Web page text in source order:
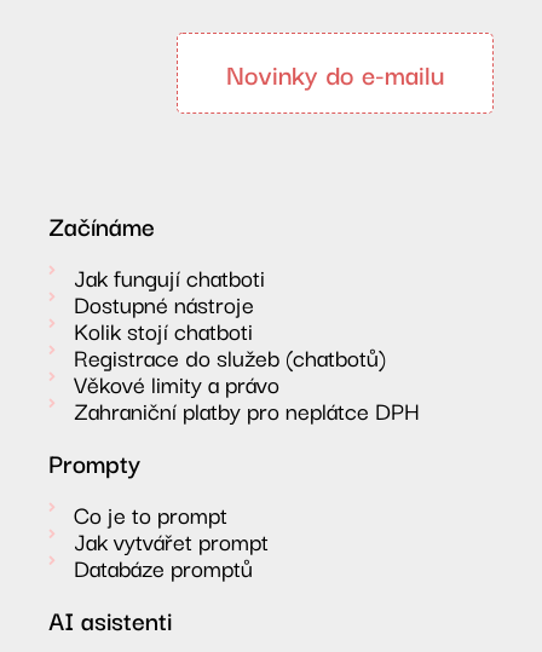
Novinky do e-mailu
Začínáme
Jak fungují chatboti
Dostupné nástroje
Kolik stojí chatboti
Registrace do služeb (chatbotů)
Věkové limity a právo
Zahraniční platby pro neplátce DPH
Prompty
Co je to prompt
Jak vytvářet prompt
Databáze promptů
AI asistenti